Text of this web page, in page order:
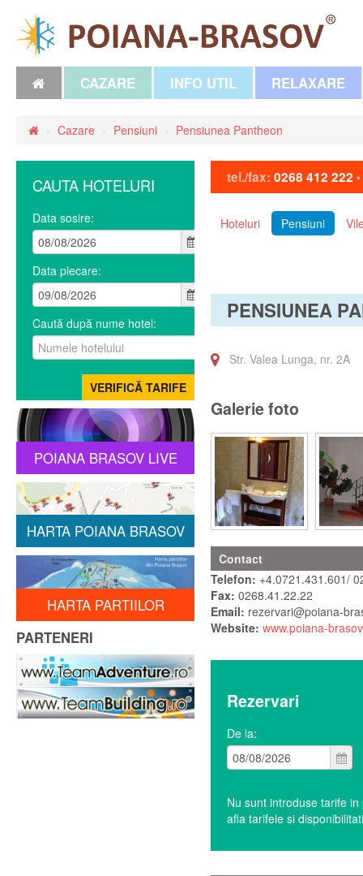
CAZARE INFO UTIL RELAXARE
› Cazare › Pensiuni › Pensiunea Pantheon
CAUTA HOTELURI
Data sosire:
Data plecare:
Caută după nume hotel:
POIANA BRASOV LIVE
HARTA POIANA BRASOV
HARTA PARTIILOR
PARTENERI
tel./fax: 0268 412 222 •
Hoteluri Pensiuni
PENSIUNEA
Str. Valea Lunga, nr. 2A
Galerie foto
Contact
Telefon: +4.0721.431.601/
Fax: 0268.41.22.22
Email: rezervari@poiana-
Website: www.poiana-
Rezervari
De la:
Nu sunt introduse tarife
afla tarifele si